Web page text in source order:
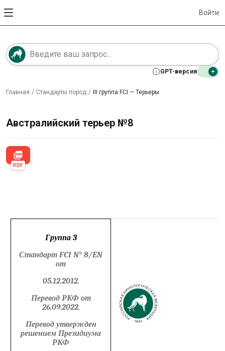
Войти
GPT-версия
Главная / Стандарты пород / III группа FCI — Терьеры
Австралийский терьер №8
picture_as_pdf
PDF
Группа 3
Стандарт FCI N° 8/EN
от
05.12.2012.
Перевод РКФ от
26.09.2022.
Перевод утвержден
решением Президиума
РКФ